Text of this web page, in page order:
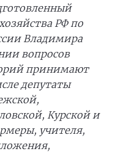
РФ по
Владимира
вопросов
принимают
депутаты
Курской и
учителя,